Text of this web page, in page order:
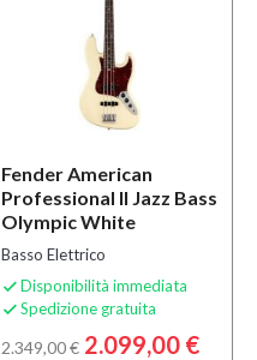
Fender American
Professional II Jazz Bass
Olympic White
Basso Elettrico
 Disponibilità immediata
 Spedizione gratuita
2.349,00 € 2.099,00 €